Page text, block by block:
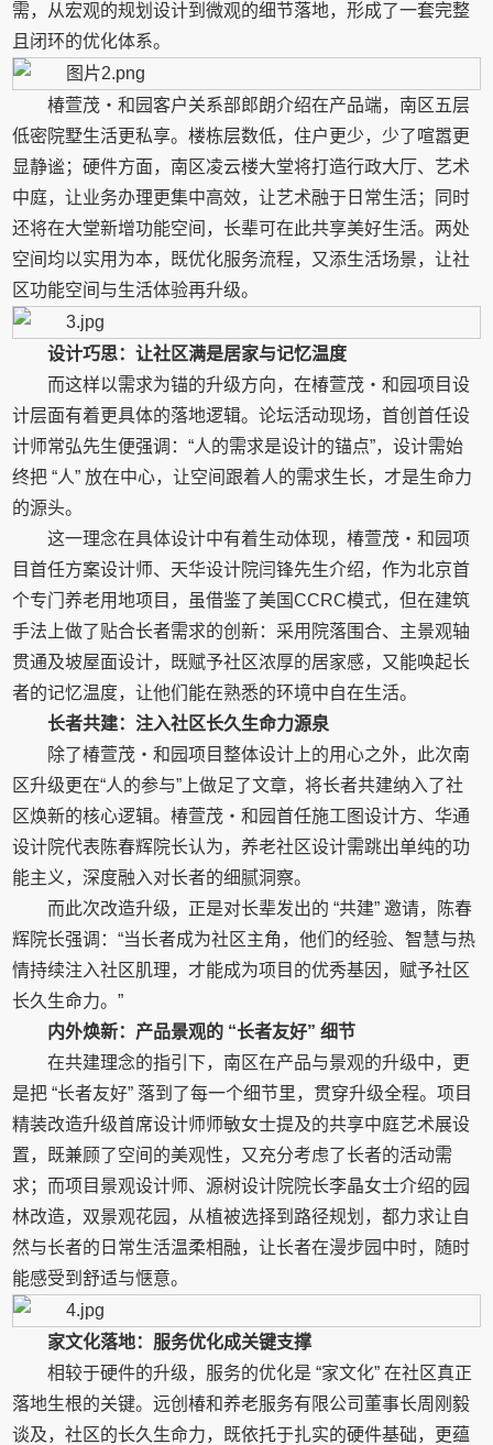
需，从宏观的规划设计到微观的细节落地，形成了一套完整
且闭环的优化体系。
椿萱茂・和园客户关系部郎朗介绍在产品端，南区五层
低密院墅生活更私享。楼栋层数低，住户更少，少了喧嚣更
显静谧；硬件方面，南区凌云楼大堂将打造行政大厅、艺术
中庭，让业务办理更集中高效，让艺术融于日常生活；同时
还将在大堂新增功能空间，长辈可在此共享美好生活。两处
空间均以实用为本，既优化服务流程，又添生活场景，让社
区功能空间与生活体验再升级。
设计巧思：让社区满是居家与记忆温度
而这样以需求为锚的升级方向，在椿萱茂・和园项目设
计层面有着更具体的落地逻辑。论坛活动现场，首创首任设
计师常弘先生便强调：“人的需求是设计的锚点”，设计需始
终把 “人” 放在中心，让空间跟着人的需求生长，才是生命力
的源头。
这一理念在具体设计中有着生动体现，椿萱茂・和园项
目首任方案设计师、天华设计院闫锋先生介绍，作为北京首
个专门养老用地项目，虽借鉴了美国CCRC模式，但在建筑
手法上做了贴合长者需求的创新：采用院落围合、主景观轴
贯通及坡屋面设计，既赋予社区浓厚的居家感，又能唤起长
者的记忆温度，让他们能在熟悉的环境中自在生活。
长者共建：注入社区长久生命力源泉
除了椿萱茂・和园项目整体设计上的用心之外，此次南
区升级更在“人的参与”上做足了文章，将长者共建纳入了社
区焕新的核心逻辑。椿萱茂・和园首任施工图设计方、华通
设计院代表陈春辉院长认为，养老社区设计需跳出单纯的功
能主义，深度融入对长者的细腻洞察。
而此次改造升级，正是对长辈发出的 “共建” 邀请，陈春
辉院长强调：“当长者成为社区主角，他们的经验、智慧与热
情持续注入社区肌理，才能成为项目的优秀基因，赋予社区
长久生命力。”
内外焕新：产品景观的 “长者友好” 细节
在共建理念的指引下，南区在产品与景观的升级中，更
是把 “长者友好” 落到了每一个细节里，贯穿升级全程。项目
精装改造升级首席设计师师敏女士提及的共享中庭艺术展设
置，既兼顾了空间的美观性，又充分考虑了长者的活动需
求；而项目景观设计师、源树设计院院长李晶女士介绍的园
林改造，双景观花园，从植被选择到路径规划，都力求让自
然与长者的日常生活温柔相融，让长者在漫步园中时，随时
能感受到舒适与惬意。
家文化落地：服务优化成关键支撑
相较于硬件的升级，服务的优化是 “家文化” 在社区真正
落地生根的关键。远创椿和养老服务有限公司董事长周刚毅
谈及，社区的长久生命力，既依托于扎实的硬件基础，更蕴